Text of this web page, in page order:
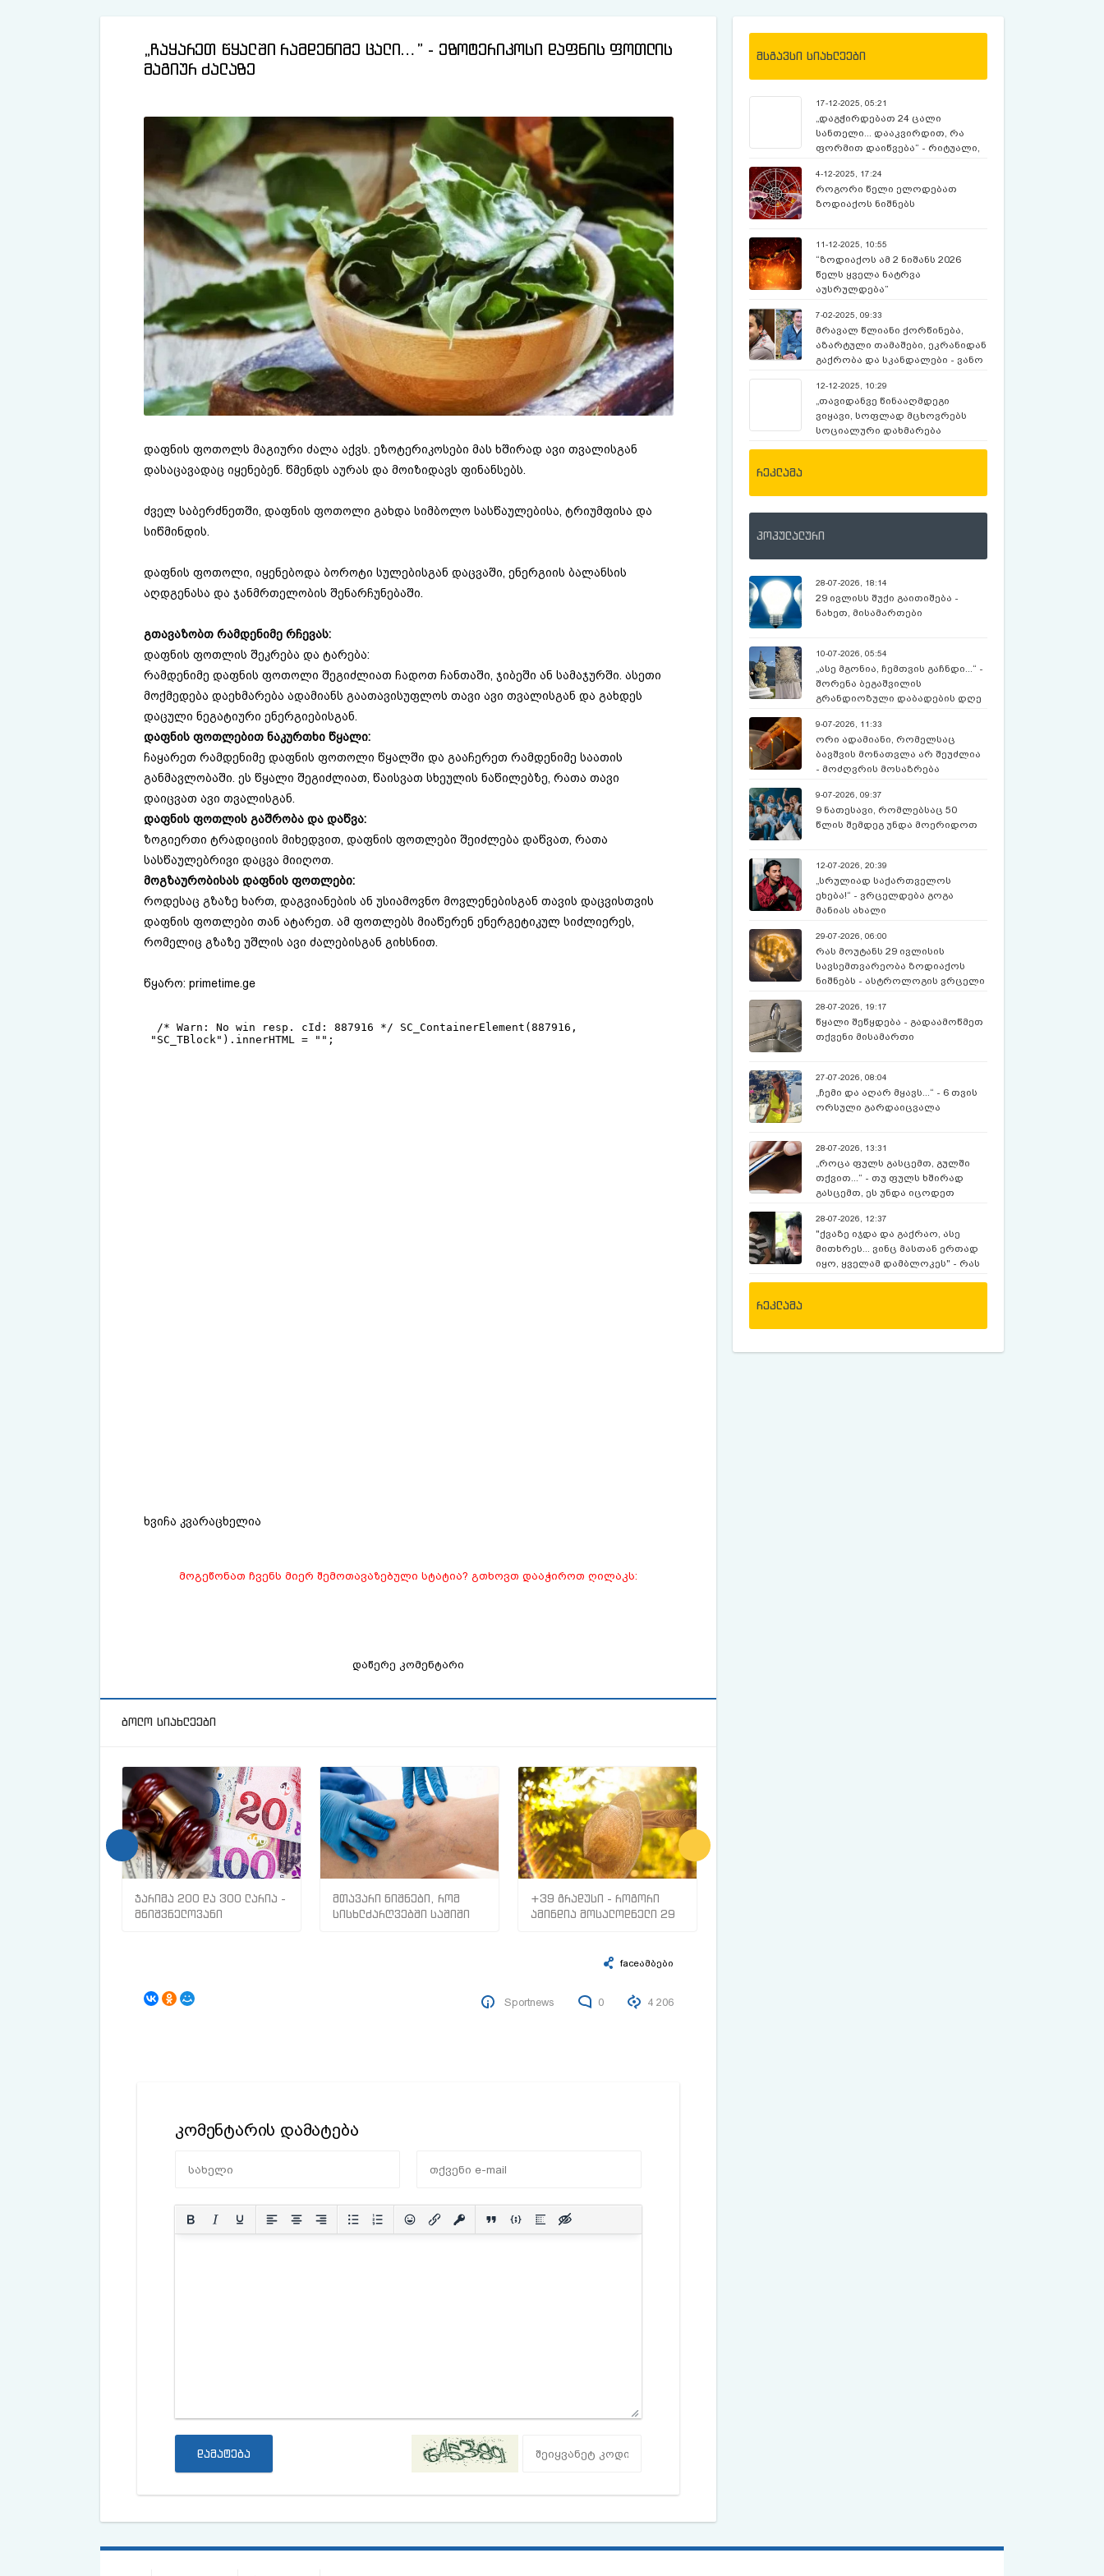
„ჩაყარეთ წყალში რამდენიმე ცალი…” - ეზოტერიკოსი დაფნის ფოთლის
მაგიურ ძალაზე
დაფნის ფოთოლს მაგიური ძალა აქვს. ეზოტერიკოსები მას ხშირად ავი თვალისგან
დასაცავადაც იყენებენ. წმენდს აურას და მოიზიდავს ფინანსებს.
ძველ საბერძნეთში, დაფნის ფოთოლი გახდა სიმბოლო სასწაულებისა, ტრიუმფისა და
სიწმინდის.
დაფნის ფოთოლი, იყენებოდა ბოროტი სულებისგან დაცვაში, ენერგიის ბალანსის
აღდგენასა და ჯანმრთელობის შენარჩუნებაში.
გთავაზობთ რამდენიმე რჩევას:
დაფნის ფოთლის შეკრება და ტარება:
რამდენიმე დაფნის ფოთოლი შეგიძლიათ ჩადოთ ჩანთაში, ჯიბეში ან სამაჯურში. ასეთი
მოქმედება დაეხმარება ადამიანს გაათავისუფლოს თავი ავი თვალისგან და გახდეს
დაცული ნეგატიური ენერგიებისგან.
დაფნის ფოთლებით ნაკურთხი წყალი:
ჩაყარეთ რამდენიმე დაფნის ფოთოლი წყალში და გააჩერეთ რამდენიმე საათის
განმავლობაში. ეს წყალი შეგიძლიათ, წაისვათ სხეულის ნაწილებზე, რათა თავი
დაიცვათ ავი თვალისგან.
დაფნის ფოთლის გაშრობა და დაწვა:
ზოგიერთი ტრადიციის მიხედვით, დაფნის ფოთლები შეიძლება დაწვათ, რათა
სასწაულებრივი დაცვა მიიღოთ.
მოგზაურობისას დაფნის ფოთლები:
როდესაც გზაზე ხართ, დაგვიანების ან უსიამოვნო მოვლენებისგან თავის დაცვისთვის
დაფნის ფოთლები თან ატარეთ. ამ ფოთლებს მიაწერენ ენერგეტიკულ სიძლიერეს,
რომელიც გზაზე უშლის ავი ძალებისგან გიხსნით.
წყარო: ​ primetime.ge
ხვიჩა კვარაცხელია
მოგეწონათ ჩვენს მიერ შემოთავაზებული სტატია? გთხოვთ დააჭიროთ ღილაკს:
დაწერე კომენტარი
ბოლო სიახლეები
ჯარიმა 200 და 300 ლარია -
მნიშვნელოვანი
მთავარი ნიშნები, რომ
სისხლძარღვებში საშიში
+39 გრადუსი - როგორი
ამინდია მოსალოდნელი 29
faceამბები
Sportnews 0 4 206
კომენტარის დამატება
დამატება
მსგავსი სიახლეები
17-12-2025, 05:21
„დაგჭირდებათ 24 ცალი
სანთელი... დააკვირდით, რა
ფორმით დაიწვება“ - რიტუალი,
შეასრულოთ
4-12-2025, 17:24
როგორი წელი ელოდებათ
ზოდიაქოს ნიშნებს
11-12-2025, 10:55
“ზოდიაქოს ამ 2 ნიშანს 2026
წელს ყველა ნატრვა
აუსრულდება”
7-02-2025, 09:33
მრავალ წლიანი ქორწინება,
აზარტული თამაშები, ეკრანიდან
გაქრობა და სკანდალები - ვანო
ამბები
12-12-2025, 10:29
„თავიდანვე წინააღმდეგი
ვიყავი, სოფლად მცხოვრებს
სოციალური დახმარება
რეკლამა
პოპულალური
28-07-2026, 18:14
29 ივლისს შუქი გაითიშება -
ნახეთ, მისამართები
10-07-2026, 05:54
„ასე მგონია, ჩემთვის გაჩნდი...“ -
შორენა ბეგაშვილის
გრანდიოზული დაბადების დღე
9-07-2026, 11:33
ორი ადამიანი, რომელსაც
ბავშვის მონათვლა არ შეუძლია
- მოძღვრის მოსაზრება
9-07-2026, 09:37
9 ნათესავი, რომლებსაც 50
წლის შემდეგ უნდა მოერიდოთ
12-07-2026, 20:39
„სრულიად საქართველოს
ეხება!“ - ვრცელდება გოგა
მანიას ახალი
29-07-2026, 06:00
რას მოუტანს 29 ივლისის
სავსემთვარეობა ზოდიაქოს
ნიშნებს - ასტროლოგის ვრცელი
28-07-2026, 19:17
წყალი შეწყდება - გადაამოწმეთ
თქვენი მისამართი
27-07-2026, 08:04
„ჩემი და აღარ მყავს...“ - 6 თვის
ორსული გარდაიცვალა
28-07-2026, 13:31
„როცა ფულს გასცემთ, გულში
თქვით...“ - თუ ფულს ხშირად
გასცემთ, ეს უნდა იცოდეთ
28-07-2026, 12:37
"ქვაზე იჯდა და გაქრაო, ასე
მითხრეს... ვინც მასთან ერთად
იყო, ყველამ დამბლოკეს" - რას
რეკლამა